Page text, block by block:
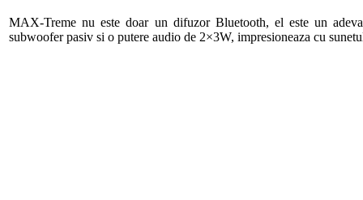
MAX-Treme nu este doar un difuzor Bluetooth, el este un
subwoofer pasiv si o putere audio de 2×3W, impresioneaza cu